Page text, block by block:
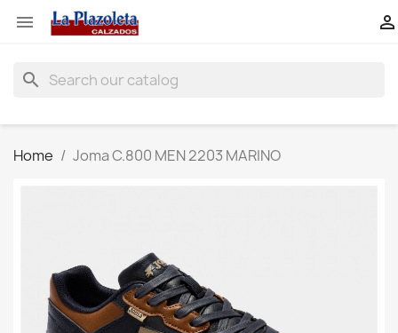
 
search
Home Joma C.800 MEN 2203 MARINO